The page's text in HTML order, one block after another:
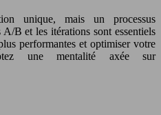
unique, mais un processus
B et les itérations sont essentiels
performantes et optimiser votre
une mentalité axée sur